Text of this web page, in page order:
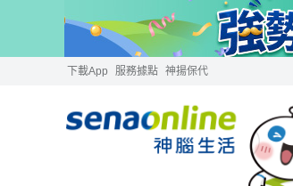
下載App 服務據點 神揚保代